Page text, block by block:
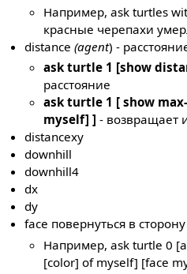
Например, ask turtles
красные черепахи
distance(agent) -
ask turtle 1 [show
расстояние
ask turtle 1 [ show
myself] ] - возвращает
distancexy
downhill
downhill4
dx
dy
face повернуться в
Например, ask turtle 0
[color] of myself] [face